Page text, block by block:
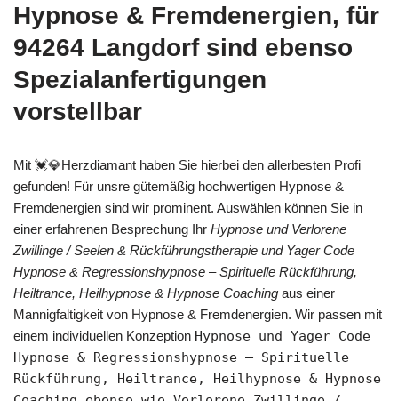
Hypnose & Fremdenergien, für
94264 Langdorf sind ebenso
Spezialanfertigungen
vorstellbar
Mit 💓️💎Herzdiamant haben Sie hierbei den allerbesten Profi
gefunden! Für unsre gütemäßig hochwertigen Hypnose &
Fremdenergien sind wir prominent. Auswählen können Sie in
einer erfahrenen Besprechung Ihr Hypnose und Verlorene
Zwillinge / Seelen & Rückführungstherapie und Yager Code
Hypnose & Regressionshypnose – Spirituelle Rückführung,
Heiltrance, Heilhypnose & Hypnose Coaching aus einer
Mannigfaltigkeit von Hypnose & Fremdenergien. Wir passen mit
einem individuellen Konzeption Hypnose und Yager Code
Hypnose & Regressionshypnose – Spirituelle
Rückführung, Heiltrance, Heilhypnose & Hypnose